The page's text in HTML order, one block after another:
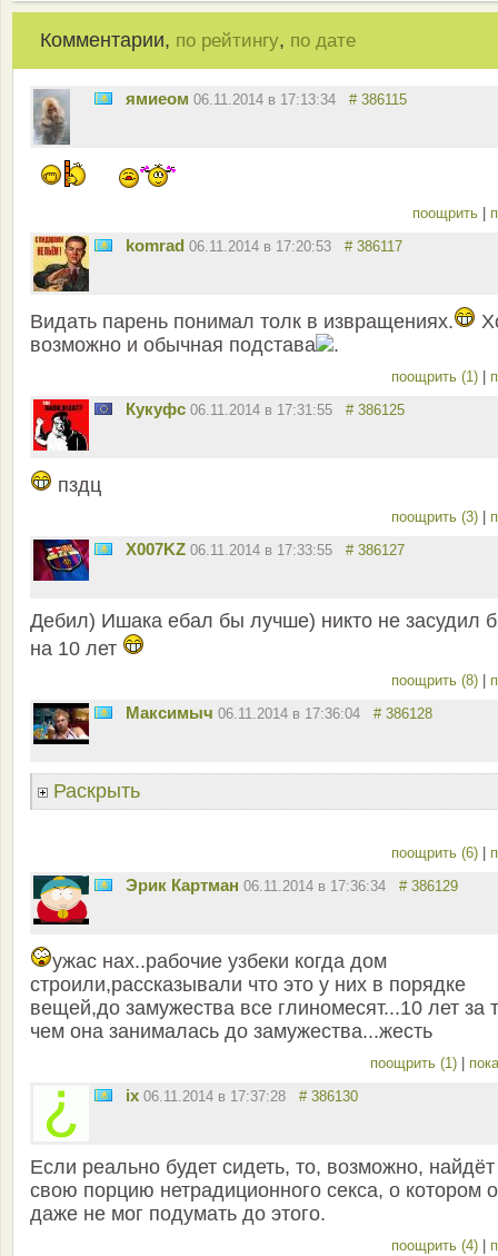
Комментарии, по рейтингу, по дате
ямиеом 06.11.2014 в 17:13:34 # 386115
поощрить
komrad 06.11.2014 в 17:20:53 # 386117
Видать парень понимал толк в извращениях.
возможно и обычная подстава
.
поощрить (1)
Кукуфс 06.11.2014 в 17:31:55 # 386125
пздц
поощрить (3)
X007KZ 06.11.2014 в 17:33:55 # 386127
Дебил) Ишака ебал бы лучше) никто не засудил
на 10 лет
поощрить (8)
Максимыч 06.11.2014 в 17:36:04 # 386128
Раскрыть
поощрить (6)
Эрик Картман 06.11.2014 в 17:36:34 # 386129
ужас нах..рабочие узбеки когда дом
строили,рассказывали что это у них в порядке
вещей,до замужества все глиномесят...10 лет за
чем она занималась до замужества...жесть
поощрить (1)
ix 06.11.2014 в 17:37:28 # 386130
Если реально будет сидеть, то, возможно, найдёт
свою порцию нетрадиционного секса, о котором
даже не мог подумать до этого.
поощрить (4)